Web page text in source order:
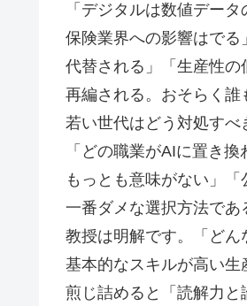
「デジタルは数値デー
保険業界への影響はで
代替される」「生産性
再編される。おそらく誰
若い世代はどう対処すべ
「どの職業がAIに置き
もっとも意味がない」
一番ダメな選択方法で
教授は明解です。「どん
基本的なスキルが高い生
煎じ詰めると「読解力と